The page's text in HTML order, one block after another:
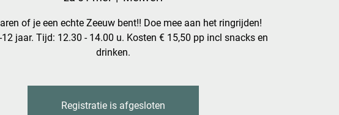
of je een echte Zeeuw bent!! Doe mee aan het ringrijden!
jaar. Tijd: 12.30 - 14.00 u. Kosten € 15,50 pp incl snacks en
drinken.
Registratie is afgesloten